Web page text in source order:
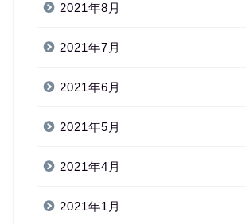
2021年8月
2021年7月
2021年6月
2021年5月
2021年4月
2021年1月